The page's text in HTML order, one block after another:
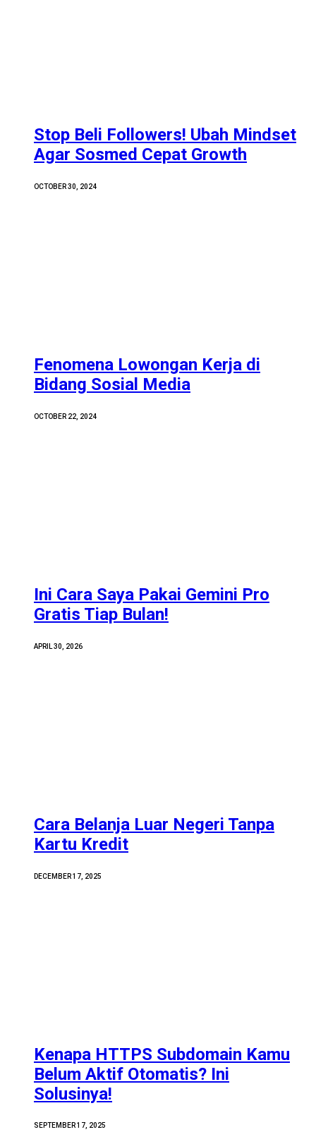
Stop Beli Followers! Ubah Mindset
Agar Sosmed Cepat Growth
OCTOBER 30, 2024
Fenomena Lowongan Kerja di
Bidang Sosial Media
OCTOBER 22, 2024
Ini Cara Saya Pakai Gemini Pro
Gratis Tiap Bulan!
APRIL 30, 2026
Cara Belanja Luar Negeri Tanpa
Kartu Kredit
DECEMBER 17, 2025
Kenapa HTTPS Subdomain Kamu
Belum Aktif Otomatis? Ini
Solusinya!
SEPTEMBER 17, 2025